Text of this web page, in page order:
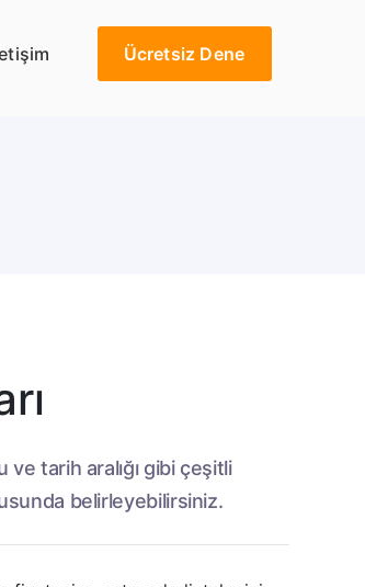
Ücretsiz Dene
tarih aralığı gibi çeşitli
belirleyebilirsiniz.